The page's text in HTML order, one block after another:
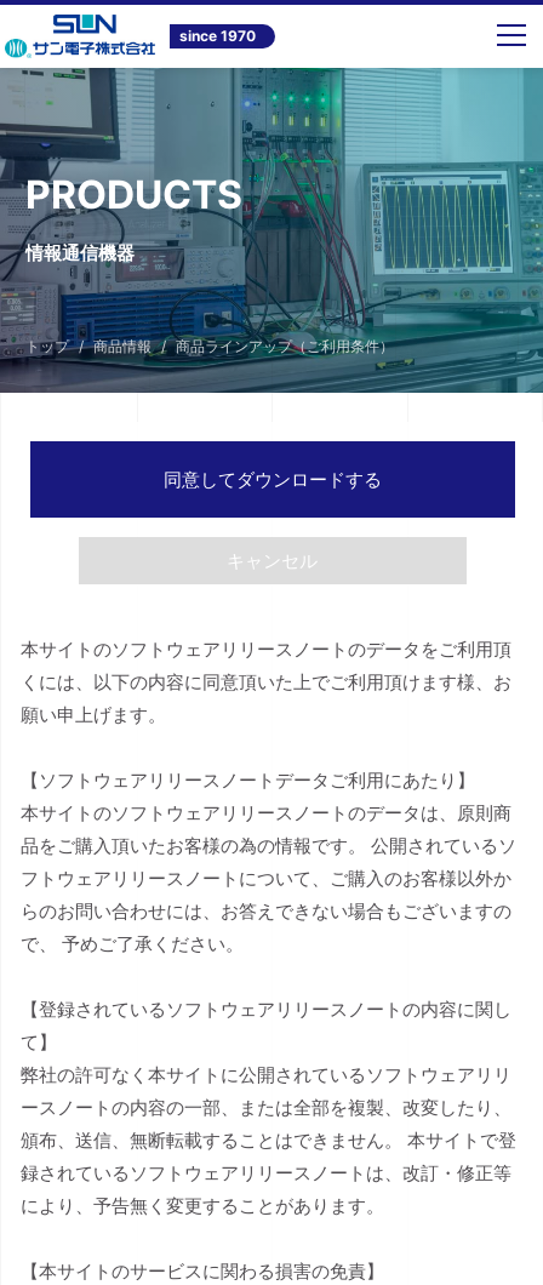
since 1970
PRODUCTS
情報通信機器
トップ 商品情報 商品ラインアップ（ご利用条件）
同意してダウンロードする
キャンセル
本サイトのソフトウェアリリースノートのデータをご利用頂
くには、以下の内容に同意頂いた上でご利用頂けます様、お
願い申上げます。
【ソフトウェアリリースノートデータご利用にあたり】
本サイトのソフトウェアリリースノートのデータは、原則商
品をご購入頂いたお客様の為の情報です。 公開されているソ
フトウェアリリースノートについて、ご購入のお客様以外か
らのお問い合わせには、お答えできない場合もございますの
で、 予めご了承ください。
【登録されているソフトウェアリリースノートの内容に関し
て】
弊社の許可なく本サイトに公開されているソフトウェアリリ
ースノートの内容の一部、または全部を複製、改変したり、
頒布、送信、無断転載することはできません。 本サイトで登
録されているソフトウェアリリースノートは、改訂・修正等
により、予告無く変更することがあります。
【本サイトのサービスに関わる損害の免責】